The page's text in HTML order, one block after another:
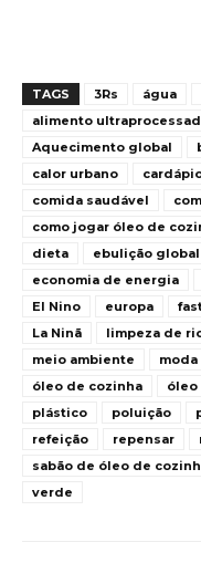
TAGS 3Rs água
alimento
Aquecimento global
calor urbano
comida saudável
como jogar óleo de
dieta
ebulição global
economia de energia
El Nino
europa
La Ninã
limpeza de
meio ambiente
moda
óleo de cozinha
óleo
plástico
poluição
refeição
repensar
sabão de óleo de
verde